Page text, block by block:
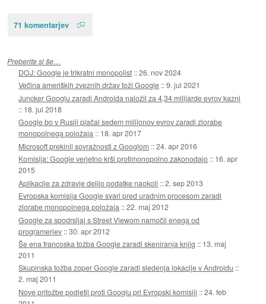
71 komentarjev
Preberite si še…
DOJ: Google je trikratni monopolist ::26. nov 2024
Večina ameriških zveznih držav toži Google ::9. jul 2021
Juncker Googlu zaradi Androida naložil za 4,34 milijarde evrov kazni
:: 18. jul 2018
Google bo v Rusiji plačal sedem milijonov evrov zaradi zlorabe
monopolnega položaja :: 18. apr 2017
Microsoft prekinil sovražnosti z Googlom ::24. apr 2016
Komisija: Google verjetno krši protimonopolno zakonodajo :: 16. apr
2015
Aplikacije za zdravje delijo podatke naokoli ::2. sep 2013
Evropska komisija Google svari pred uradnim procesom zaradi
zlorabe monopolnega položaja ::22. maj 2012
Google za spodrsljaj s Street Viewom namočil enega od
programerjev ::30. apr 2012
Še ena francoska tožba Google zaradi skeniranja knjig :: 13. maj
2011
Skupinska tožba zoper Google zaradi sledenja lokacije v Androidu ::
2. maj 2011
Nove pritožbe podjetij proti Googlu pri Evropski komisiji ::24. feb